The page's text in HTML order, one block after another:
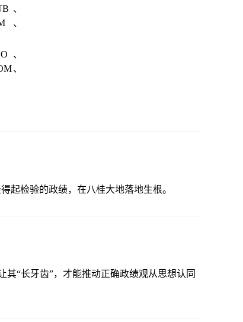
、
、
、
、
起检验的政绩，在八桂大地落地生根。
“长牙齿”，才能推动正确政绩观从思想认同